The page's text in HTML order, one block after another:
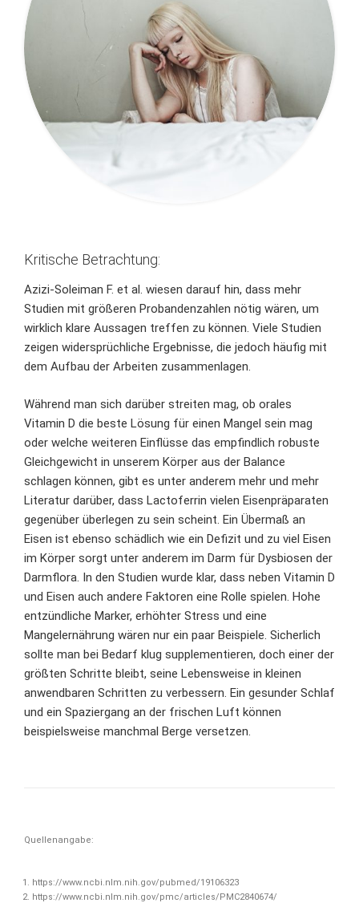
Kritische Betrachtung:
Azizi-Soleiman F. et al. wiesen darauf hin, dass mehr
Studien mit größeren Probandenzahlen nötig wären, um
wirklich klare Aussagen treffen zu können. Viele Studien
zeigen widersprüchliche Ergebnisse, die jedoch häufig mit
dem Aufbau der Arbeiten zusammenlagen.
Während man sich darüber streiten mag, ob orales
Vitamin D die beste Lösung für einen Mangel sein mag
oder welche weiteren Einflüsse das empfindlich robuste
Gleichgewicht in unserem Körper aus der Balance
schlagen können, gibt es unter anderem mehr und mehr
Literatur darüber, dass Lactoferrin vielen Eisenpräparaten
gegenüber überlegen zu sein scheint. Ein Übermaß an
Eisen ist ebenso schädlich wie ein Defizit und zu viel Eisen
im Körper sorgt unter anderem im Darm für Dysbiosen der
Darmflora. In den Studien wurde klar, dass neben Vitamin D
und Eisen auch andere Faktoren eine Rolle spielen. Hohe
entzündliche Marker, erhöhter Stress und eine
Mangelernährung wären nur ein paar Beispiele. Sicherlich
sollte man bei Bedarf klug supplementieren, doch einer der
größten Schritte bleibt, seine Lebensweise in kleinen
anwendbaren Schritten zu verbessern. Ein gesunder Schlaf
und ein Spaziergang an der frischen Luft können
beispielsweise manchmal Berge versetzen.
Quellenangabe:
https://www.ncbi.nlm.nih.gov/pubmed/19106323
https://www.ncbi.nlm.nih.gov/pmc/articles/PMC2840674/